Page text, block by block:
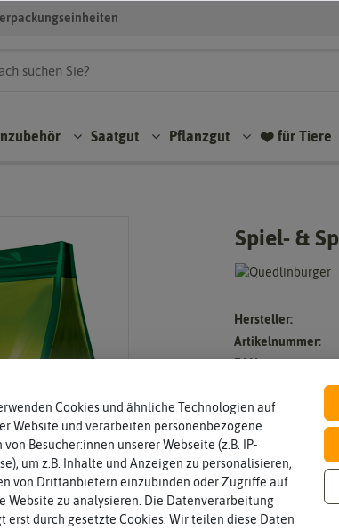
Saatgut Pflanzgut ❤️ für Tiere
Spiel- &
Hersteller:
Artikelnummer:
EAN:
Inhalt
2,5 kg Wie
Cookies und ähnliche Technologien auf
Website und verarbeiten personenbezogene
von Besucher:innen unserer Webseite (z.B. IP-
um z.B. Inhalte und Anzeigen zu personalisieren,
von Drittanbietern einzubinden oder Zugriffe auf
Website zu analysieren. Die Datenverarbeitung
erst durch gesetzte Cookies. Wir teilen diese Daten